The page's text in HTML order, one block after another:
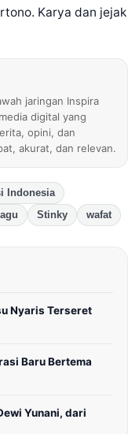
Karya dan jejak
jaringan Inspira
digital yang
opini, dan
akurat, dan relevan.
Indonesia
Stinky wafat
Nyaris Terseret
Baru Bertema
Yunani, dari